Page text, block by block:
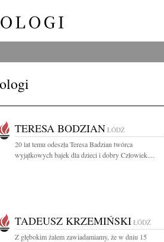
TERESA BODZIAN ŁÓDŹ
20 lat temu odeszła Teresa Badzian twórca
wyjątkowych bajek dla dzieci i dobry Człowiek....
TADEUSZ KRZEMIŃSKI ŁÓDŹ
Z głębokim żalem zawiadamiamy, że w dniu 15